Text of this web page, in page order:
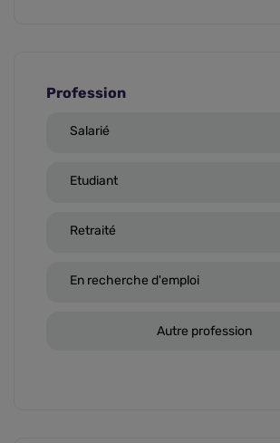
Profession
Salarié
Etudiant
Retraité
En recherche d'emploi
Autre profession